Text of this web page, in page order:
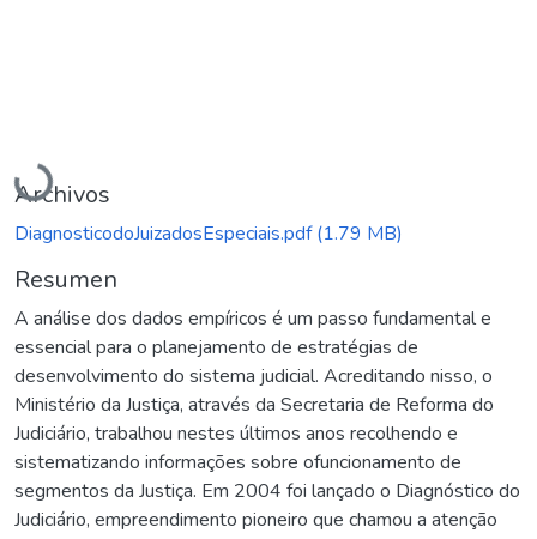
Cargando...
Archivos
DiagnosticodoJuizadosEspeciais.pdf(1.79 MB)
Resumen
A análise dos dados empíricos é um passo fundamental e
essencial para o planejamento de estratégias de
desenvolvimento do sistema judicial. Acreditando nisso, o
Ministério da Justiça, através da Secretaria de Reforma do
Judiciário, trabalhou nestes últimos anos recolhendo e
sistematizando informações sobre ofuncionamento de
segmentos da Justiça. Em 2004 foi lançado o Diagnóstico do
Judiciário, empreendimento pioneiro que chamou a atenção